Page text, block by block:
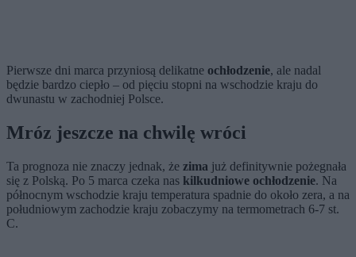
Pierwsze dni marca przyniosą delikatne ochłodzenie, ale nadal
będzie bardzo ciepło – od pięciu stopni na wschodzie kraju do
dwunastu w zachodniej Polsce.
Mróz jeszcze na chwilę wróci
Ta prognoza nie znaczy jednak, że zima już definitywnie pożegnała
się z Polską. Po 5 marca czeka nas kilkudniowe ochłodzenie. Na
północnym wschodzie kraju temperatura spadnie do około zera, a na
południowym zachodzie kraju zobaczymy na termometrach 6-7 st.
C.